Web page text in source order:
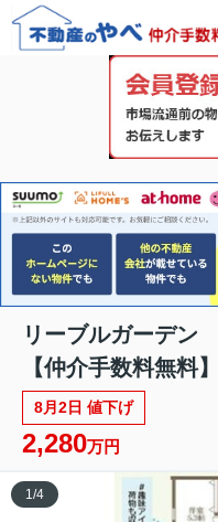
リーブルガーデン
【仲介手数料無料】
8月2日 値下げ
2,280万円
1/4